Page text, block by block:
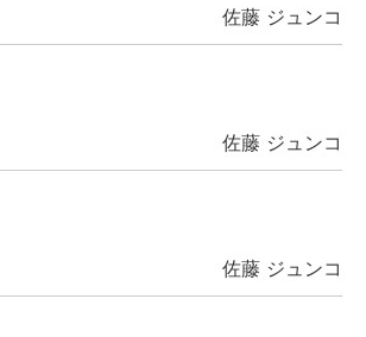
佐藤 ジュンコ
佐藤 ジュンコ
佐藤 ジュンコ